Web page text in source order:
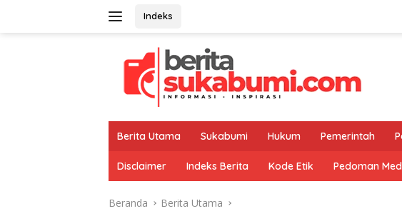
Indeks
Berita Utama Sukabumi Hukum Pemerintah
Disclaimer Indeks Berita Kode Etik Pedoman
Beranda Berita Utama